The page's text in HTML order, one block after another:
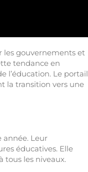
les gouvernements et
tendance en
l’éducation. Le portail
la transition vers une
année. Leur
éducatives. Elle
tous les niveaux.